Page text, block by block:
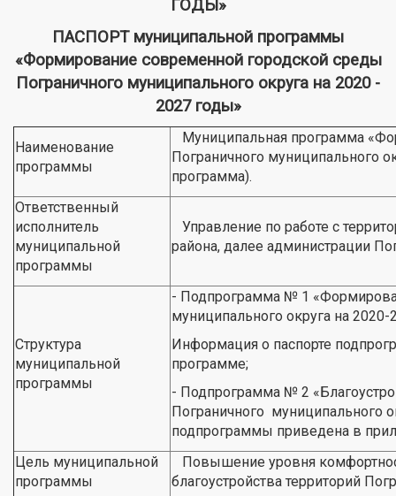
ГОДЫ»
ПАСПОРТ муниципальной программы
«Формирование современной городской среды
Пограничного муниципального округа на 2020 -
2027 годы»
Наименование
программы
Муниципальная программа
Пограничного муниципального
программа).
Ответственный
исполнитель
муниципальной
программы
Управление по работе с
района, далее администрации
Структура
муниципальной
программы
- Подпрограмма № 1
муниципального округа на 2020-
Информация о паспорте
программе;
- Подпрограмма № 2
Пограничного муниципального
подпрограммы приведена в
Цель муниципальной
программы
Повышение уровня
благоустройства территорий